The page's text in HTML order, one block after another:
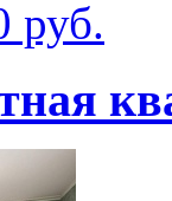
руб.